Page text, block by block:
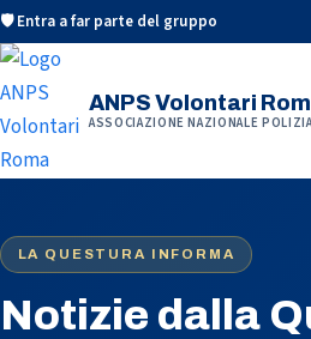
🛡️ Entra a far parte del gruppo
ANPS Volontari
ASSOCIAZIONE NAZIONALE
LA QUESTURA INFORMA
Notizie dalla